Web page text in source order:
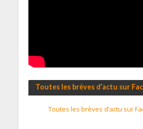
Toutes les brèves d’actu sur
Toutes les brèves d’actu sur